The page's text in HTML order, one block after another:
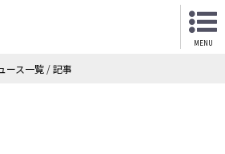
MENU
ース一覧 /記事